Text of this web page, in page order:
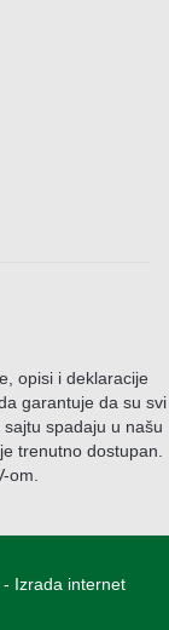
opisi i deklaracije
garantuje da su svi
spadaju u našu
trenutno dostupan.
om.
Izrada internet